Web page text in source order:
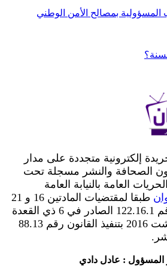
بمصالح الأمن الوطني
إلكترونية متجددة على مدار
الصحافة والنشر مسجلة تحت
العامة بالنيابة العامة
طبقا لمقتضيات المادتين 16 و 21
من الظهير الشريف رقم 122.16.1 الصادر في 6 ذي القعدة
1437 الموافق ل 10 غشت 2016 بتنفيذ القانون رقم 88.13
المسؤول : عادل دادي